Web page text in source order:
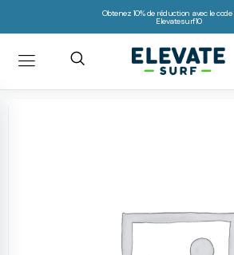
Obtenez 10% de réduction avec le code
Elevatesurf10